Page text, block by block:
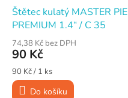
Štětec kulatý MASTER PIE
PREMIUM 1.4“ / C 35
74,38 Kč bez DPH
90 Kč
Měrná
cena:
90 Kč / 1 ks
Do košíku